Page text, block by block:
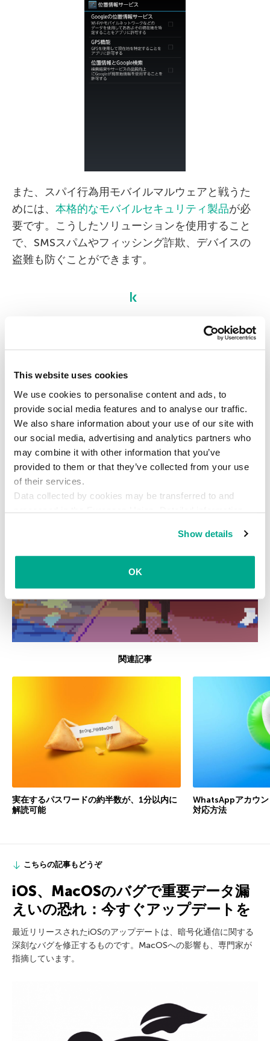
This website uses cookies
We use cookies to personalise content and ads, to
provide social media features and to analyse our traffic.
We also share information about your use of our site with
our social media, advertising and analytics partners who
may combine it with other information that you’ve
provided to them or that they’ve collected from your use
of their services.
Data collected by cookies may be transferred to and
processed in the European Union. Detailed information
Show details
OK
また、スパイ行為用モバイルマルウェアと戦うた
めには、 本格的なモバイルセキュリティ製品が必
要です。こうしたソリューションを使用すること
で、SMSスパムやフィッシング詐欺、デバイスの
盗難も防ぐことができます。
関連記事
実在するパスワードの約半数が、1分以内に
解読可能
WhatsAppアカウ
対応方法
こちらの記事もどうぞ
iOS、MacOSのバグで重要データ漏
えいの恐れ：今すぐアップデートを
最近リリースされたiOSのアップデートは、暗号化通信に関する
深刻なバグを修正するものです。MacOSへの影響も、専門家が
指摘しています。